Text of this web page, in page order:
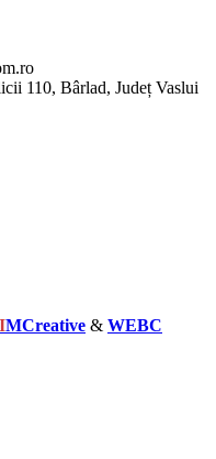
110, Bârlad, Județ Vaslui
IMCreative & WEBC